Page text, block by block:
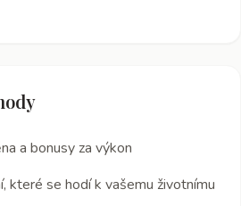
a bonusy za výkon
které se hodí k vašemu životnímu